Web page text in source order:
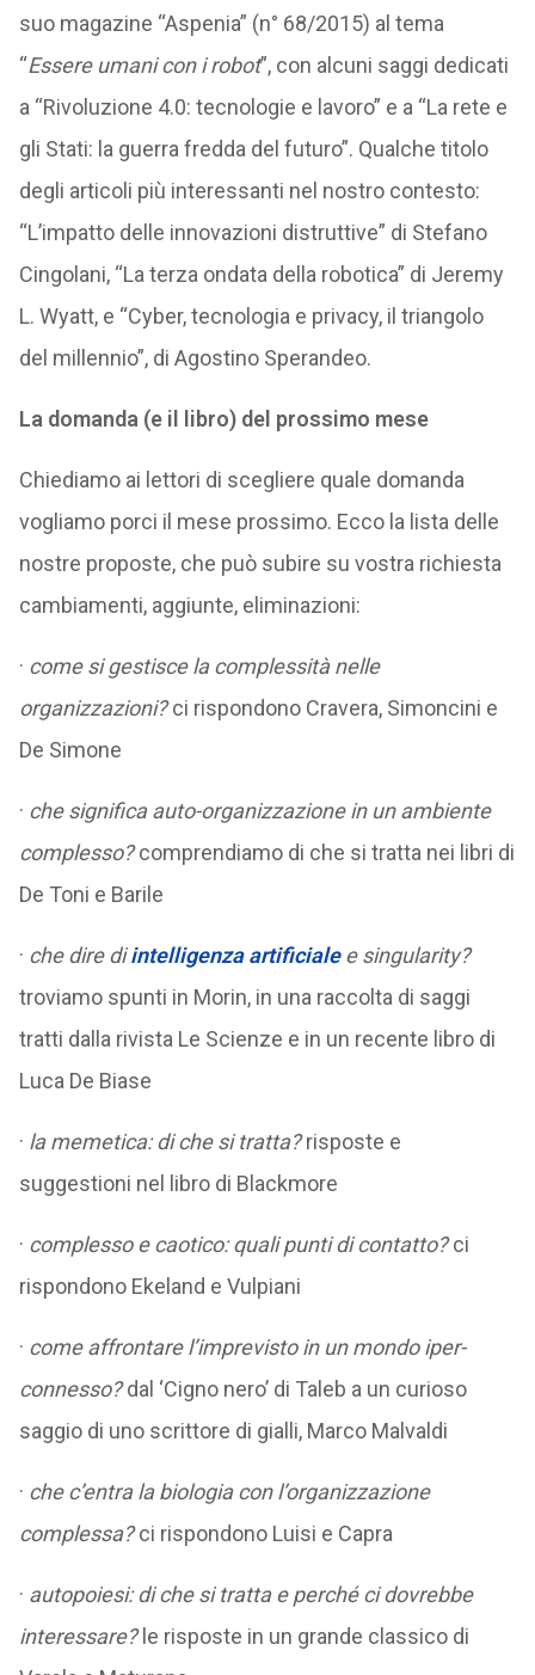
suo magazine “Aspenia” (n° 68/2015) al tema
“Essere umani con i robot”, con alcuni saggi dedicati
a “Rivoluzione 4.0: tecnologie e lavoro” e a “La rete e
gli Stati: la guerra fredda del futuro”. Qualche titolo
degli articoli più interessanti nel nostro contesto:
“L’impatto delle innovazioni distruttive” di Stefano
Cingolani, “La terza ondata della robotica” di Jeremy
L. Wyatt, e “Cyber, tecnologia e privacy, il triangolo
del millennio”, di Agostino Sperandeo.
La domanda (e il libro) del prossimo mese
Chiediamo ai lettori di scegliere quale domanda
vogliamo porci il mese prossimo. Ecco la lista delle
nostre proposte, che può subire su vostra richiesta
cambiamenti, aggiunte, eliminazioni:
· come si gestisce la complessità nelle
organizzazioni?ci rispondono Cravera, Simoncini e
De Simone
· che significa auto-organizzazione in un ambiente
complesso?comprendiamo di che si tratta nei libri di
De Toni e Barile
· che dire diintelligenza artificialee singularity?
troviamo spunti in Morin, in una raccolta di saggi
tratti dalla rivista Le Scienze e in un recente libro di
Luca De Biase
· la memetica: di che si tratta?risposte e
suggestioni nel libro di Blackmore
· complesso e caotico: quali punti di contatto?ci
rispondono Ekeland e Vulpiani
· come affrontare l’imprevisto in un mondo iper-
connesso?dal ‘Cigno nero’ di Taleb a un curioso
saggio di uno scrittore di gialli, Marco Malvaldi
· che c’entra la biologia con l’organizzazione
complessa?ci rispondono Luisi e Capra
· autopoiesi: di che si tratta e perché ci dovrebbe
interessare?le risposte in un grande classico di